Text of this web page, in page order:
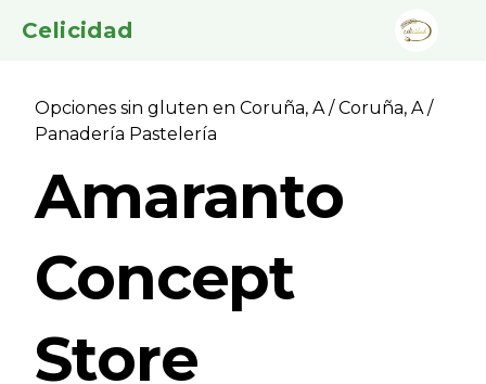
Celicidad
Opciones sin gluten en Coruña, A/Coruña, A/
Panaderí­a Pastelerí­a
Amaranto
Concept
Store